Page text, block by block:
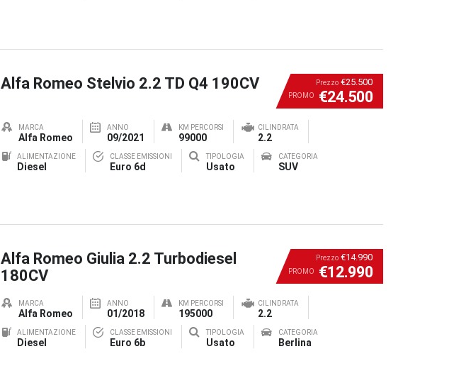
Prezzo €25.500
PROMO €24.500
Alfa Romeo Stelvio 2.2 TD Q4 190CV
MARCA
Alfa Romeo
ANNO
09/2021
KM PERCORSI
99000
CILINDRATA
2.2
ALIMENTAZIONE
Diesel
CLASSE EMISSIONI
Euro 6d
TIPOLOGIA
Usato
CATEGORIA
SUV
Prezzo €14.990
PROMO €12.990
Alfa Romeo Giulia 2.2 Turbodiesel
180CV
MARCA
Alfa Romeo
ANNO
01/2018
KM PERCORSI
195000
CILINDRATA
2.2
ALIMENTAZIONE
Diesel
CLASSE EMISSIONI
Euro 6b
TIPOLOGIA
Usato
CATEGORIA
Berlina